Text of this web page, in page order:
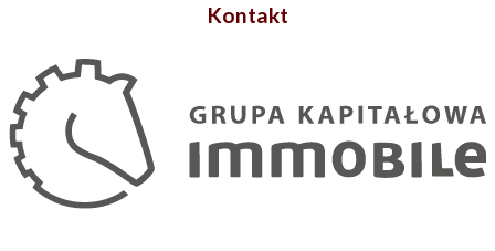
Kontakt